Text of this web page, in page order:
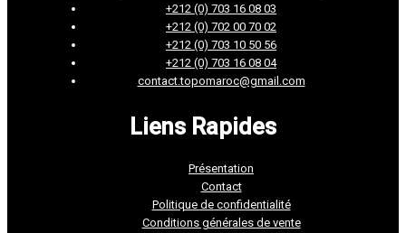
+212 (0) 703 16 08 03
+212 (0) 702 00 70 02
+212 (0) 703 10 50 56
+212 (0) 703 16 08 04
contact.topomaroc@gmail.com
Liens Rapides
Présentation
Contact
Politique de confidentialité
Conditions générales de vente